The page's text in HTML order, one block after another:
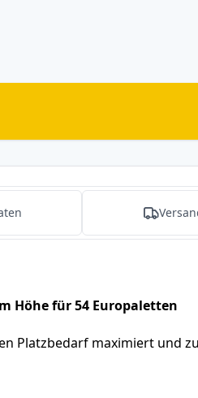
Höhe für 54 Europaletten
Platzbedarf maximiert und